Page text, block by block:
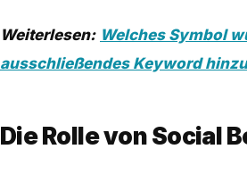
Weiterlesen: Welches Symbol
ausschließendes Keyword
Die Rolle von Social